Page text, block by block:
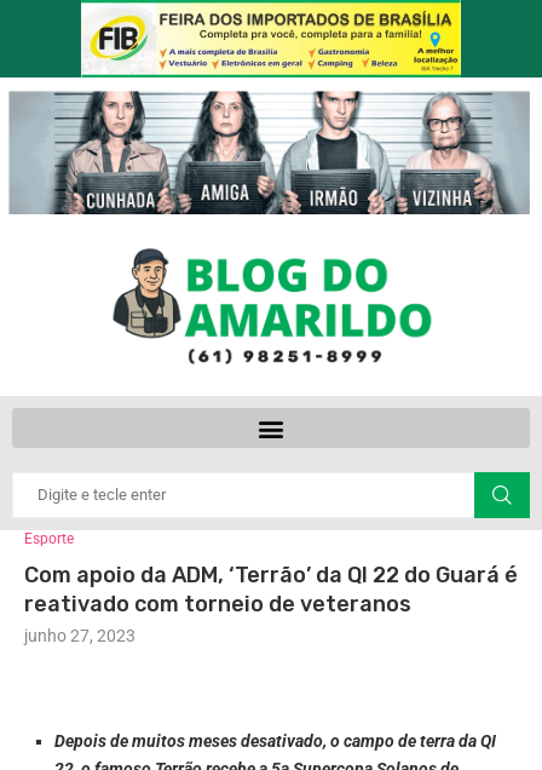
Esporte
Com apoio da ADM, ‘Terrão’ da QI 22 do Guará é
reativado com torneio de veteranos
junho 27, 2023
Depois de muitos meses desativado, o campo de terra da QI